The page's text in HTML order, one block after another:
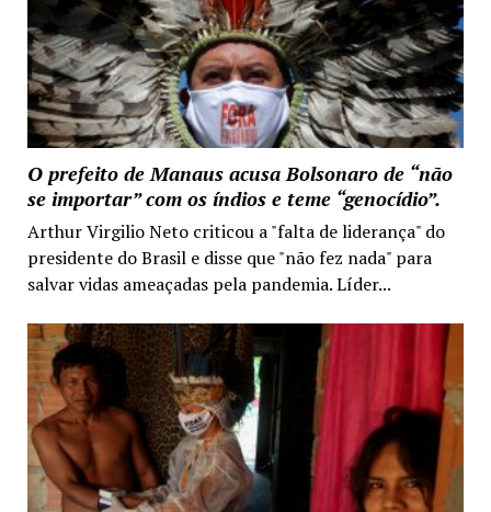
O prefeito de Manaus acusa Bolsonaro de “não
se importar” com os índios e teme “genocídio”.
Arthur Virgilio Neto criticou a "falta de liderança" do
presidente do Brasil e disse que "não fez nada" para
salvar vidas ameaçadas pela pandemia. Líder...